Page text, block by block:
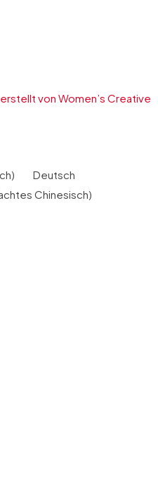
von Women’s Creative
)
Deutsch
Chinesisch)